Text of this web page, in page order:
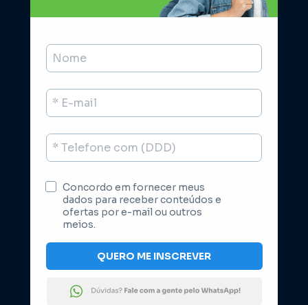
Concordo em fornecer meus
dados para receber conteúdos e
ofertas por e-mail ou outros
meios.
QUERO ME INSCREVER